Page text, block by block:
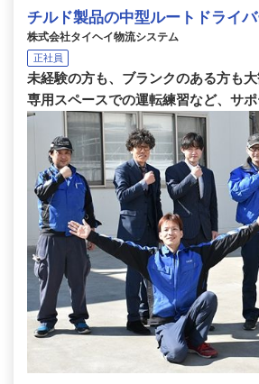
チルド製品の中型ルートドライバ
株式会社タイヘイ物流システム
正社員
未経験の方も、ブランクのある方も
専用スペースでの運転練習など、サポ